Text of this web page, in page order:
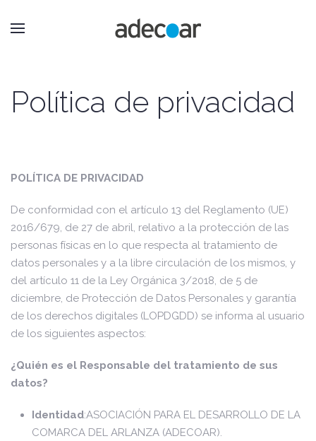
Política de privacidad
POLÍTICA DE PRIVACIDAD
De conformidad con el artículo 13 del Reglamento (UE)
2016/679, de 27 de abril, relativo a la protección de las
personas físicas en lo que respecta al tratamiento de
datos personales y a la libre circulación de los mismos, y
del artículo 11 de la Ley Orgánica 3/2018, de 5 de
diciembre, de Protección de Datos Personales y garantía
de los derechos digitales (LOPDGDD) se informa al usuario
de los siguientes aspectos:
¿Quién es el Responsable del tratamiento de sus
datos?
Identidad:ASOCIACIÓN PARA EL DESARROLLO DE LA
COMARCA DEL ARLANZA (ADECOAR).